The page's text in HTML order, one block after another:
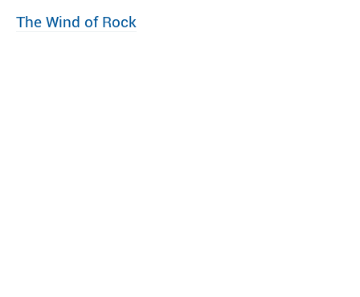
The Wind of Rock